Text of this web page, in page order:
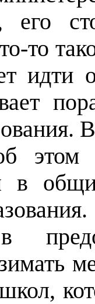
его
то
идти
этом
в